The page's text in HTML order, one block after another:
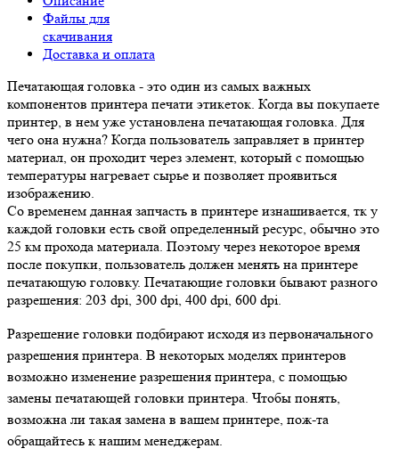
Файлы для
скачивания
Доставка и оплата
Печатающая головка - это один из самых важных
компонентов принтера печати этикеток. Когда вы покупаете
принтер, в нем уже установлена печатающая головка. Для
чего она нужна? Когда пользователь заправляет в принтер
материал, он проходит через элемент, который с помощью
температуры нагревает сырье и позволяет проявиться
изображению.
Со временем данная запчасть в принтере изнашивается, тк у
каждой головки есть свой определенный ресурс, обычно это
25 км прохода материала. Поэтому через некоторое время
после покупки, пользователь должен менять на принтере
печатающую головку. Печатающие головки бывают разного
разрешения: 203 dpi, 300 dpi, 400 dpi, 600 dpi.
Разрешение головки подбирают исходя из первоначального
разрешения принтера. В некоторых моделях принтеров
возможно изменение разрешения принтера, с помощью
замены печатающей головки принтера. Чтобы понять,
возможна ли такая замена в вашем принтере, пож-та
обращайтесь к нашим менеджерам.